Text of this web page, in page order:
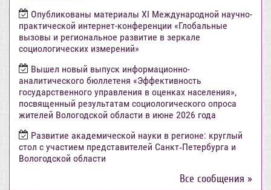
Опубликованы материалы XI Международной научно-
практической интернет-конференции «Глобальные
вызовы и региональное развитие в зеркале
социологических измерений»
Вышел новый выпуск информационно-
аналитического бюллетеня «Эффективность
государственного управления в оценках населения»,
посвященный результатам социологического опроса
жителей Вологодской области в июне 2026 года
Развитие академической науки в регионе: круглый
стол с участием представителей Санкт‑Петербурга и
Вологодской области
Все сообщения »